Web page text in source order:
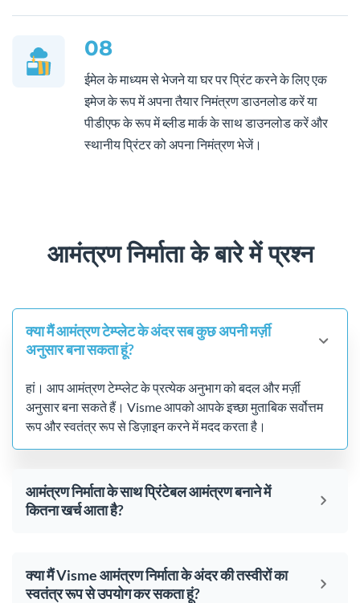
08
ईमेल के माध्यम से भेजने या घर पर प्रिंट करने के लिए एक
इमेज के रूप में अपना तैयार निमंत्रण डाउनलोड करें या
पीडीएफ के रूप में ब्लीड मार्क के साथ डाउनलोड करें और
स्थानीय प्रिंटर को अपना निमंत्रण भेजें।
आमंत्रण निर्माता के बारे में प्रश्न
क्या मैं आमंत्रण टेम्प्लेट के अंदर सब कुछ अपनी मर्ज़ी
अनुसार बना सकता हूं?
हां। आप आमंत्रण टेम्प्लेट के प्रत्येक अनुभाग को बदल और मर्ज़ी
अनुसार बना सकते हैं। Visme आपको आपके इच्छा मुताबिक सर्वोत्तम
रूप और स्वतंत्र रूप से डिज़ाइन करने में मदद करता है।
आमंत्रण निर्माता के साथ प्रिंटेबल आमंत्रण बनाने में
कितना खर्च आता है?
क्या मैं Visme आमंत्रण निर्माता के अंदर की तस्वीरों का
स्वतंत्र रूप से उपयोग कर सकता हूं?